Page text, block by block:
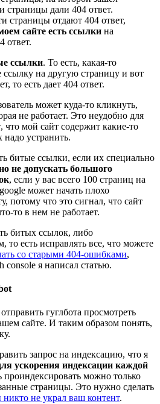
страницы дали 404 ответ.
страницы отдают 404 ответ,
сайте есть ссылки на
ответ.
ссылки. То есть, какая-то
ссылку на другую страницу и вот
то есть дает 404 ответ.
может куда-то кликнуть,
не работает. Это неудобно для
что мой сайт содержит какие-то
устранить.
битые ссылки, если их специально
не допускать большого
, если у вас всего 100 страниц на
может начать плохо
потому что это сигнал, что сайт
то в нем не работает.
битых ссылок, либо
то есть исправлять все, что можете
со старыми 404-ошибками,
console я написал статью.
гуглбота просмотреть
сайте. И таким образом понять,
запрос на индексацию, что я
ускорения индексации каждой
проиндексировать можно только
страницы. Это нужно сделать
никто не украл ваш контент.